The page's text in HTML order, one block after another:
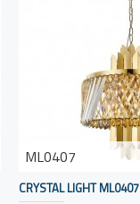
ML0407
CRYSTAL LIGHT ML0407